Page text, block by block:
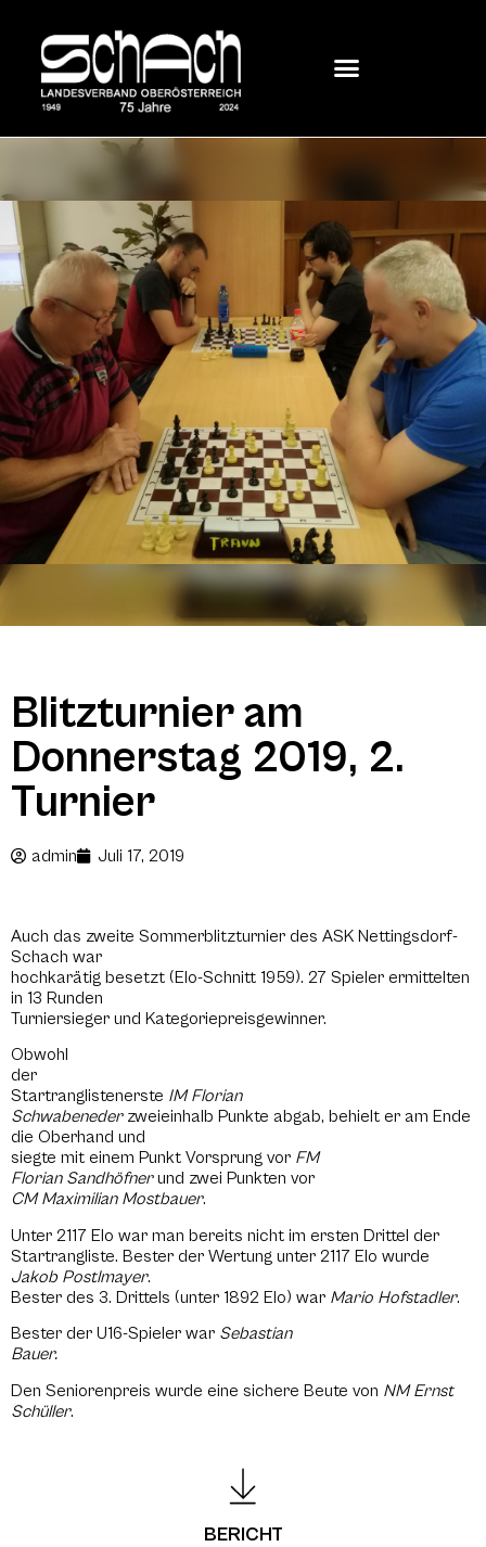
Blitzturnier am
Donnerstag 2019, 2.
Turnier
admin Juli 17, 2019
Auch das zweite Sommerblitzturnier des ASK Nettingsdorf-
Schach war
hochkarätig besetzt (Elo-Schnitt 1959). 27 Spieler ermittelten
in 13 Runden
Turniersieger und Kategoriepreisgewinner.
Obwohl
der
Startranglistenerste IM Florian
Schwabenederzweieinhalb Punkte abgab, behielt er am Ende
die Oberhand und
siegte mit einem Punkt Vorsprung vor FM
Florian Sandhöfnerund zwei Punkten vor
CMMaximilian Mostbauer.
Unter 2117 Elo war man bereits nicht im ersten Drittel der
Startrangliste. Bester der Wertung unter 2117 Elo wurde
Jakob Postlmayer.
Bester des 3. Drittels (unter 1892 Elo) war Mario Hofstadler.
Bester der U16-Spieler war Sebastian
Bauer.
Den Seniorenpreis wurde eine sichere Beute von NM Ernst
Schüller.
BERICHT